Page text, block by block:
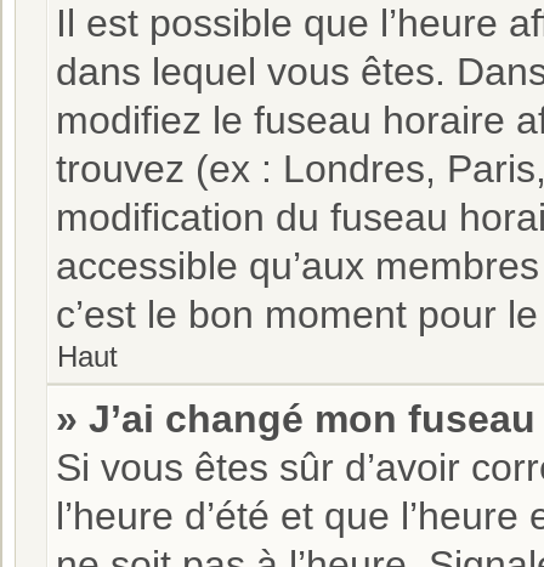
Il est possible que l’heure
dans lequel vous êtes.
modifiez le fuseau horaire
trouvez (ex : Londres,
modification du fuseau
accessible qu’aux
c’est le bon moment pour
Haut
» J’ai changé mon
Si vous êtes sûr d’avoir
l’heure d’été et que